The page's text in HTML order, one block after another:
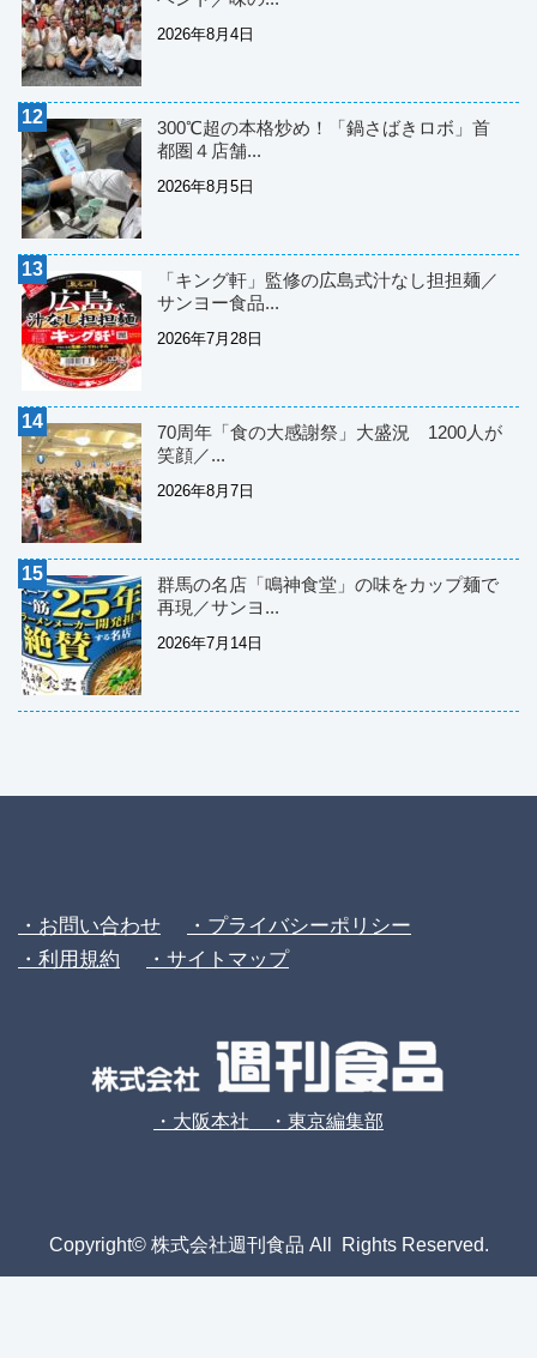
2026年8月4日
300℃超の本格炒め！「鍋さばきロボ」首
都圏４店舗...
2026年8月5日
「キング軒」監修の広島式汁なし担担麺／
サンヨー食品...
2026年7月28日
70周年「食の大感謝祭」大盛況 1200人が
笑顔／...
2026年8月7日
群馬の名店「鳴神食堂」の味をカップ麺で
再現／サンヨ...
2026年7月14日
・お問い合わせ
・プライバシーポリシー
・利用規約
・サイトマップ
・大阪本社 ・東京編集部
Copyright© 株式会社週刊食品 All Rights Reserved.